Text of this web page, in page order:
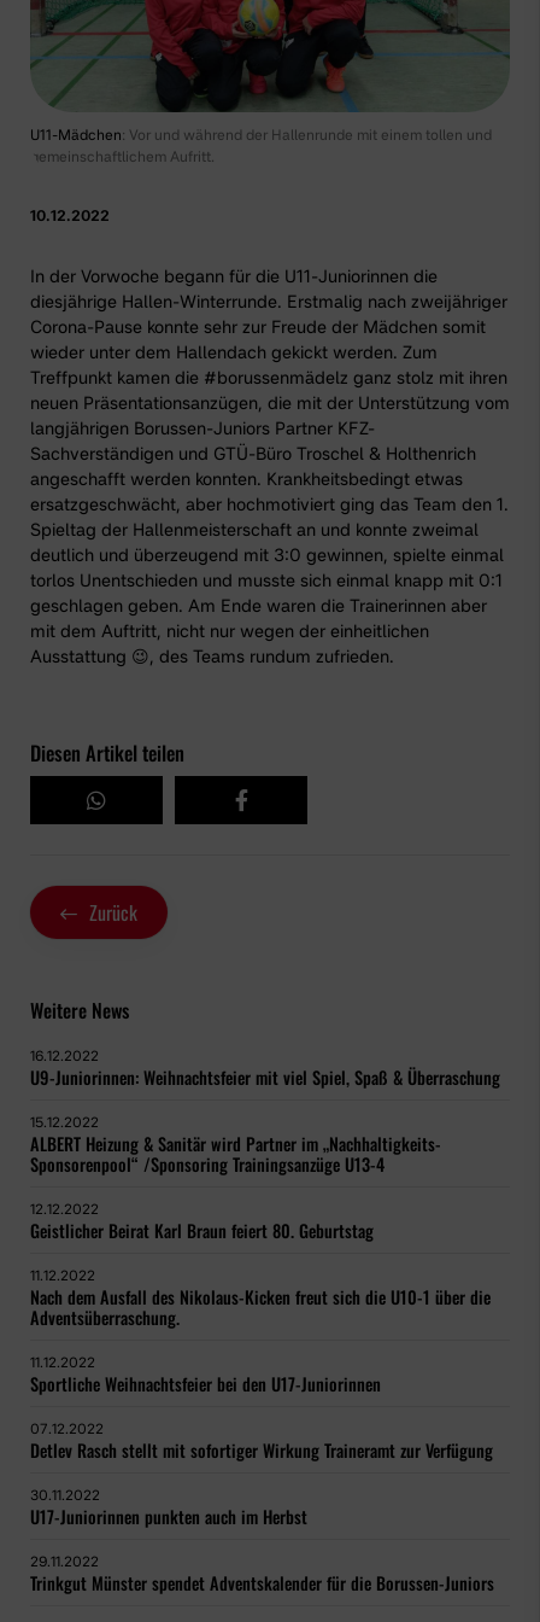
U11-Mädchen: Vor und während der Hallenrunde mit einem tollen und
gemeinschaftlichem Aufritt.
10.12.2022
In der Vorwoche begann für die U11-Juniorinnen die
diesjährige Hallen-Winterrunde. Erstmalig nach zweijähriger
Corona-Pause konnte sehr zur Freude der Mädchen somit
wieder unter dem Hallendach gekickt werden. Zum
Treffpunkt kamen die #borussenmädelz ganz stolz mit ihren
neuen Präsentationsanzügen, die mit der Unterstützung vom
langjährigen Borussen-Juniors Partner KFZ-
Sachverständigen und GTÜ-Büro Troschel & Holthenrich
angeschafft werden konnten. Krankheitsbedingt etwas
ersatzgeschwächt, aber hochmotiviert ging das Team den 1.
Spieltag der Hallenmeisterschaft an und konnte zweimal
deutlich und überzeugend mit 3:0 gewinnen, spielte einmal
torlos Unentschieden und musste sich einmal knapp mit 0:1
geschlagen geben. Am Ende waren die Trainerinnen aber
mit dem Auftritt, nicht nur wegen der einheitlichen
Ausstattung 😉, des Teams rundum zufrieden.
Diesen Artikel teilen
Zurück
Weitere News
16.12.2022
U9-Juniorinnen: Weihnachtsfeier mit viel Spiel, Spaß & Überraschung
15.12.2022
ALBERT Heizung & Sanitär wird Partner im „Nachhaltigkeits-
Sponsorenpool“ /Sponsoring Trainingsanzüge U13-4
12.12.2022
Geistlicher Beirat Karl Braun feiert 80. Geburtstag
11.12.2022
Nach dem Ausfall des Nikolaus-Kicken freut sich die U10-1 über die
Adventsüberraschung.
11.12.2022
Sportliche Weihnachtsfeier bei den U17-Juniorinnen
07.12.2022
Detlev Rasch stellt mit sofortiger Wirkung Traineramt zur Verfügung
30.11.2022
U17-Juniorinnen punkten auch im Herbst
29.11.2022
Trinkgut Münster spendet Adventskalender für die Borussen-Juniors